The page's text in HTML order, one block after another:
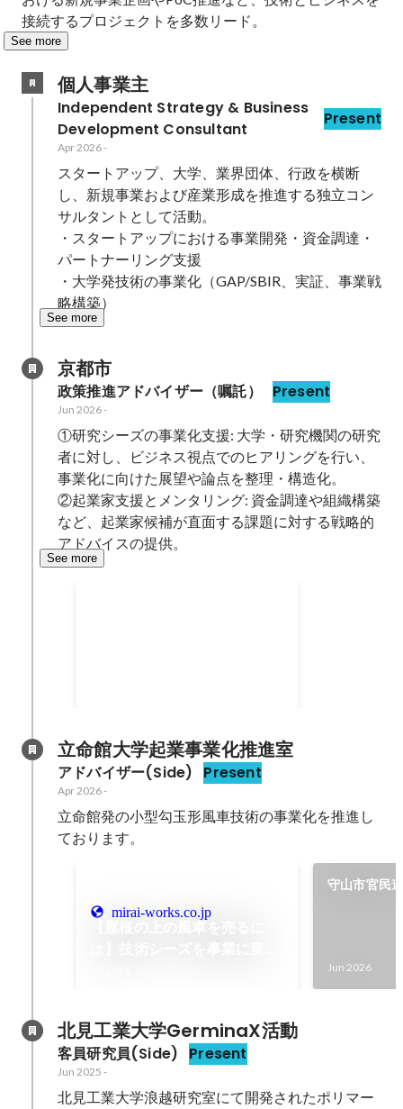
接続するプロジェクトを多数リード。
See more
個人事業主
Independent Strategy & Business
Development Consultant
Present
Apr 2026-
スタートアップ、大学、業界団体、行政を横断
し、新規事業および産業形成を推進する独立コン
サルタントとして活動。
・スタートアップにおける事業開発・資金調達・
パートナーリング支援
・大学発技術の事業化（GAP/SBIR、実証、事業戦
略構築）
See more
京都市
政策推進アドバイザー（嘱託） Present
Jun 2026-
①研究シーズの事業化支援: 大学・研究機関の研究
者に対し、ビジネス視点でのヒアリングを行い、
事業化に向けた展望や論点を整理・構造化。
②起業家支援とメンタリング: 資金調達や組織構築
など、起業家候補が直面する課題に対する戦略的
アドバイスの提供。
See more
ング 資金調達や組織構築など、事
業化の過程で直面する課題に対
し、専門的な知見から助言や戦略
的メンタリングを実施。 産学官連
携の促進 研究者と起業家候補の橋
進。 事業環境の整備支援 ディープ
立命館大学起業事業化推進室
アドバイザー(Side) Present
Apr 2026-
立命館発の小型勾玉形風車技術の事業化を推進し
ております。
mirai-works.co.jp
守山市官民
Jun 2026
北見工業大学GerminaX活動
客員研究員(Side) Present
Jun 2025 -
北見工業大学浪越研究室にて開発されたポリマー